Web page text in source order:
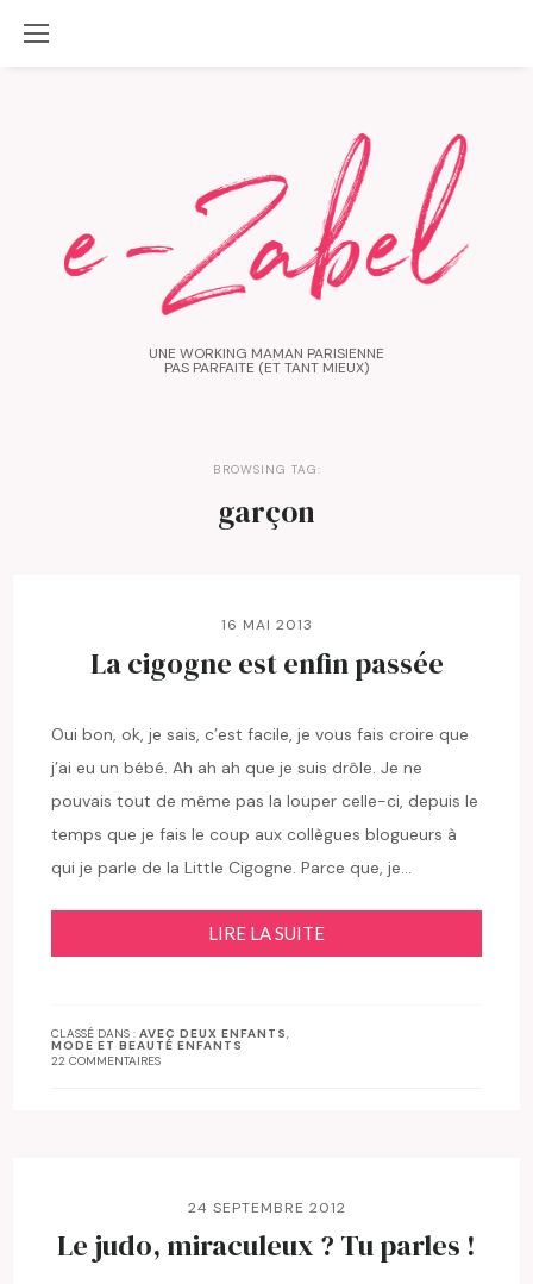
UNE WORKING MAMAN PARISIENNE
PAS PARFAITE (ET TANT MIEUX)
BROWSING TAG:
garçon
16 MAI 2013
La cigogne est enfin passée
Oui bon, ok, je sais, c’est facile, je vous fais croire que
j’ai eu un bébé. Ah ah ah que je suis drôle. Je ne
pouvais tout de même pas la louper celle-ci, depuis le
temps que je fais le coup aux collègues blogueurs à
qui je parle de la Little Cigogne. Parce que, je…
LIRE LA SUITE
CLASSÉ DANS :AVEC DEUX ENFANTS,
MODE ET BEAUTÉ ENFANTS
22 COMMENTAIRES
24 SEPTEMBRE 2012
Le judo, miraculeux ? Tu parles !